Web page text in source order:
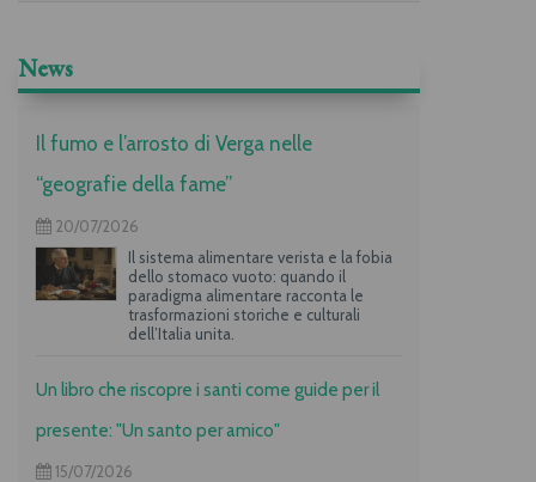
News
Il fumo e l’arrosto di Verga nelle
“geografie della fame”
20/07/2026
Il sistema alimentare verista e la fobia
dello stomaco vuoto: quando il
paradigma alimentare racconta le
trasformazioni storiche e culturali
dell’Italia unita.
Un libro che riscopre i santi come guide per il
presente: "Un santo per amico"
15/07/2026